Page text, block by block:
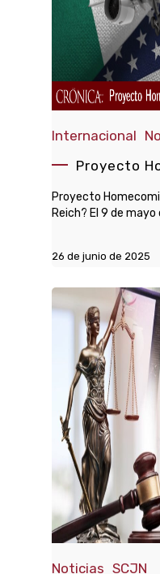
Internacional
Proyecto
Proyecto
Reich? El 9 de
26 de junio de 2025
Noticias SCJN